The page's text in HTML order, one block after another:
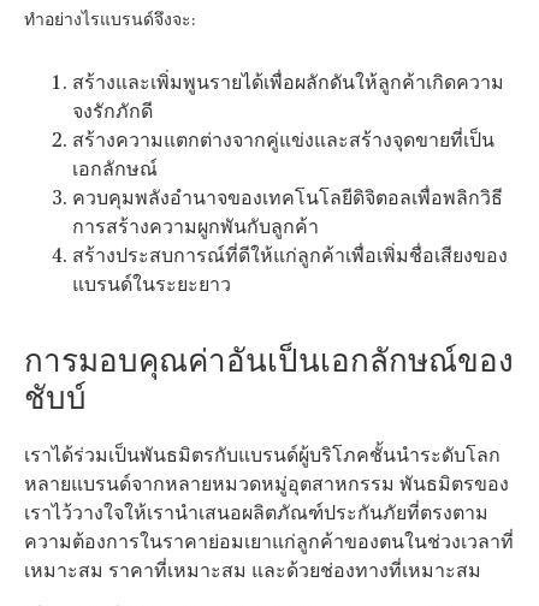
ทำอย่างไรแบรนด์จึงจะ:
สร้างและเพิ่มพูนรายได้เพื่อผลักดันให้ลูกค้าเกิดความ
จงรักภักดี
สร้างความแตกต่างจากคู่แข่งและสร้างจุดขายที่เป็น
เอกลักษณ์
ควบคุมพลังอำนาจของเทคโนโลยีดิจิตอลเพื่อพลิกวิธี
การสร้างความผูกพันกับลูกค้า
สร้างประสบการณ์ที่ดีให้แก่ลูกค้าเพื่อเพิ่มชื่อเสียงของ
แบรนด์ในระยะยาว
การมอบคุณค่าอันเป็นเอกลักษณ์ของ
ชับบ์
เราได้ร่วมเป็นพันธมิตรกับแบรนด์ผู้บริโภคชั้นนำระดับโลก
หลายแบรนด์จากหลายหมวดหมู่อุตสาหกรรม พันธมิตรของ
เราไว้วางใจให้เรานำเสนอผลิตภัณฑ์ประกันภัยที่ตรงตาม
ความต้องการในราคาย่อมเยาแก่ลูกค้าของตนในช่วงเวลาที่
เหมาะสม ราคาที่เหมาะสม และด้วยช่องทางที่เหมาะสม